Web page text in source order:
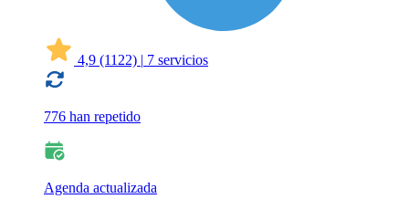
4,9 (1122) | 7 servicios
776 han repetido
Agenda actualizada